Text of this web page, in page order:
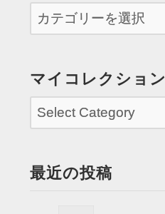
マイコレクション
最近の投稿